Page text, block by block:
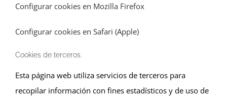
Configurar cookies en Mozilla Firefox
Configurar cookies en Safari (Apple)
Cookies de terceros.
Esta página web utiliza servicios de terceros para
recopilar información con fines estadísticos y de uso de